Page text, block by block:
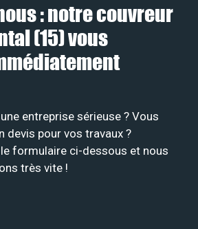
: notre couvreur
(15) vous
entreprise sérieuse ? Vous
devis pour vos travaux ?
formulaire ci-dessous et nous
très vite !